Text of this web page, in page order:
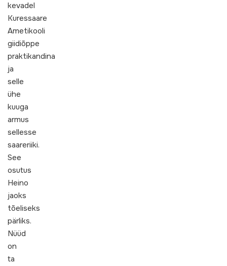
kevadel
Kuressaare
Ametikooli
giidiõppe
praktikandina
ja
selle
ühe
kuuga
armus
sellesse
saareriiki.
See
osutus
Heino
jaoks
tõeliseks
pärliks.
Nüüd
on
ta